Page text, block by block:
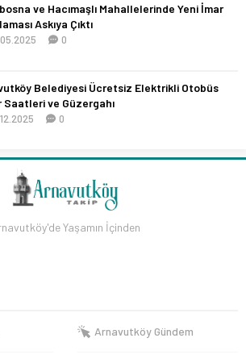
ve Hacımaşlı Mahallelerinde Yeni İmar
Askıya Çıktı
0
Belediyesi Ücretsiz Elektrikli Otobüs
Saatleri ve Güzergahı
0
Yaşamın İçinden
Arnavutköy Gündem